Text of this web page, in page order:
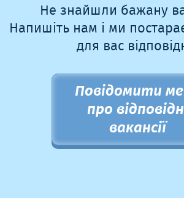
Не знайшли бажану
Напишіть нам і ми
для вас
Повідомити
про
вакансії